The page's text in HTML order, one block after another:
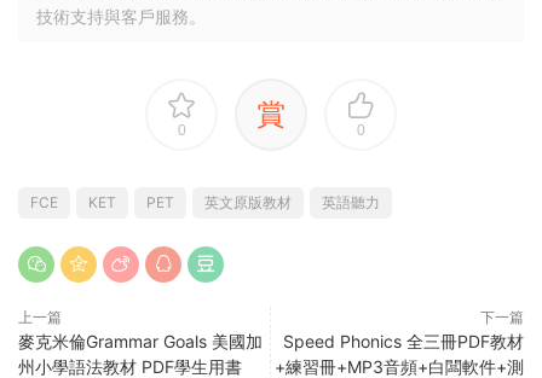
技術支持與客戶服務。
0 賞 0
FCE KET PET 英文原版教材 英語聽力
上一篇
麥克米倫Grammar Goals 美國加
州小學語法教材 PDF學生用書
下一篇
Speed Phonics 全三冊PDF教材
+練習冊+MP3音頻+白闆軟件+測